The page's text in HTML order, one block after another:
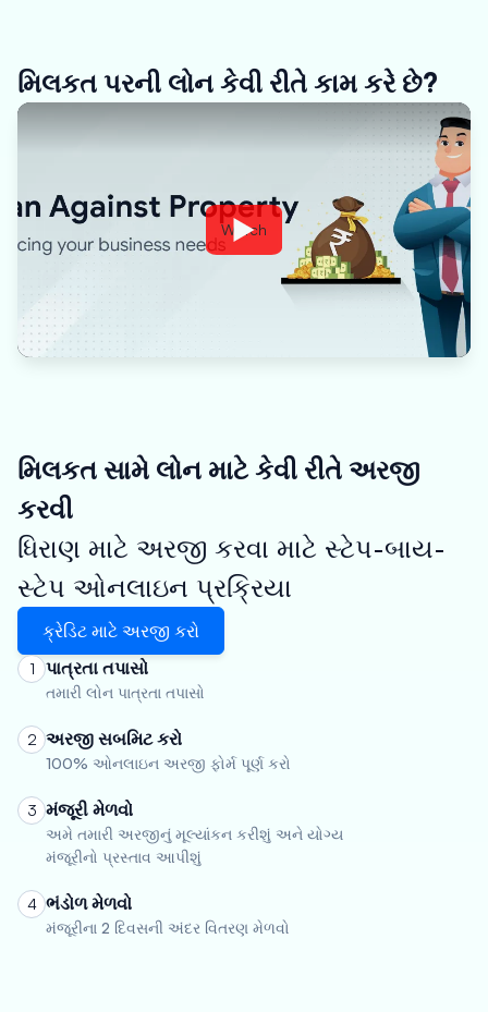
મિલકત પરની લોન કેવી રીતે કામ કરે છે?
Watch
મિલકત સામે લોન માટે કેવી રીતે અરજી
કરવી
ધિરાણ માટે અરજી કરવા માટે સ્ટેપ-બાય-
સ્ટેપ ઓનલાઇન પ્રક્રિયા
ક્રેડિટ માટે અરજી કરો
1 પાત્રતા તપાસો
તમારી લોન પાત્રતા તપાસો
2 અરજી સબમિટ કરો
100% ઓનલાઇન અરજી ફોર્મ પૂર્ણ કરો
3 મંજૂરી મેળવો
અમે તમારી અરજીનું મૂલ્યાંકન કરીશું અને યોગ્ય
મંજૂરીનો પ્રસ્તાવ આપીશું
4 ભંડોળ મેળવો
મંજૂરીના 2 દિવસની અંદર વિતરણ મેળવો